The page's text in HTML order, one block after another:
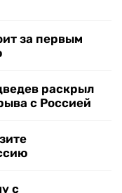
за первым
раскрыл
с Россией
с